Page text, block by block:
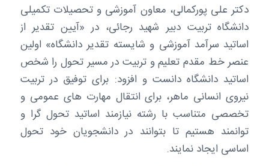
دکتر علی پورکمالی، معاون آموزشی و تحصیلات تکمیلی
دانشگاه تربیت دبیر شهید رجائی، در «آیین تقدیر از
اساتید سرآمد آموزشی و شایسته تقدیر دانشگاه» اولین
عنصر خط مقدم تعلیم و تربیت در مسیر تحول را شخص
اساتید دانشگاه دانست و افزود: برای توفیق در تربیت
نیروی انسانی ماهر، برای انتقال مهارت های عمومی و
تخصصی متناسب با رشته نیازمند اساتید تحول گرا و
توانمند هستیم تا بتوانند در دانشجویان خود تحول
اساسی ایجاد نمایند.